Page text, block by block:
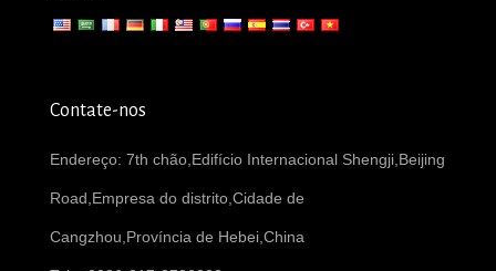
Contate-nos
Endereço: 7th chão,Edifício Internacional Shengji,Beijing
Road,Empresa do distrito,Cidade de
Cangzhou,Província de Hebei,China